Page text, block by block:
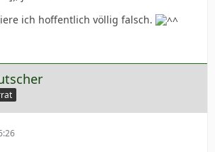
ich hoffentlich völlig falsch.